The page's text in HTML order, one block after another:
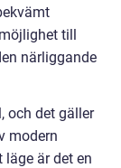
till
närliggande
och det gäller
modern
är det en